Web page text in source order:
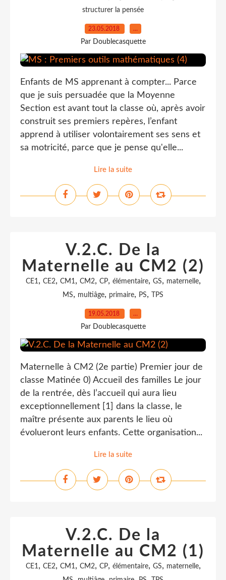
structurer la pensée
23.05.2018 …
Par Doublecasquette
Enfants de MS apprenant à compter... Parce
que je suis persuadée que la Moyenne
Section est avant tout la classe où, après avoir
construit ses premiers repères, l’enfant
apprend à utiliser volontairement ses sens et
sa motricité, parce que je pense qu'elle...
Lire la suite
V.2.C. De la
Maternelle au CM2 (2)
CE1, CE2, CM1, CM2, CP, élémentaire, GS, maternelle,
MS, multiâge, primaire, PS, TPS
19.05.2018 …
Par Doublecasquette
Maternelle à CM2 (2e partie) Premier jour de
classe Matinée 0) Accueil des familles Le jour
de la rentrée, dès l’accueil qui aura lieu
exceptionnellement [1] dans la classe, le
maître présente aux parents le lieu où
évolueront leurs enfants. Cette organisation...
Lire la suite
V.2.C. De la
Maternelle au CM2 (1)
CE1, CE2, CM1, CM2, CP, élémentaire, GS, maternelle,